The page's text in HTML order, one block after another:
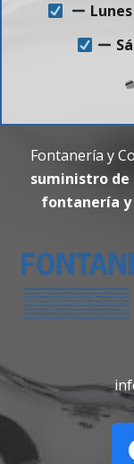
Fontanería y
suministro
fontanería